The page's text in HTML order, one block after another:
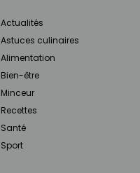
Actualités
Astuces culinaires
Alimentation
Bien-être
Minceur
Recettes
Santé
Sport